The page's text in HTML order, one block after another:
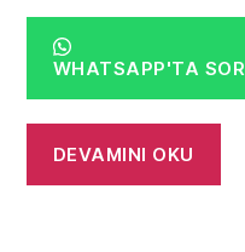
WHATSAPP'TA SOR
DEVAMINI OKU